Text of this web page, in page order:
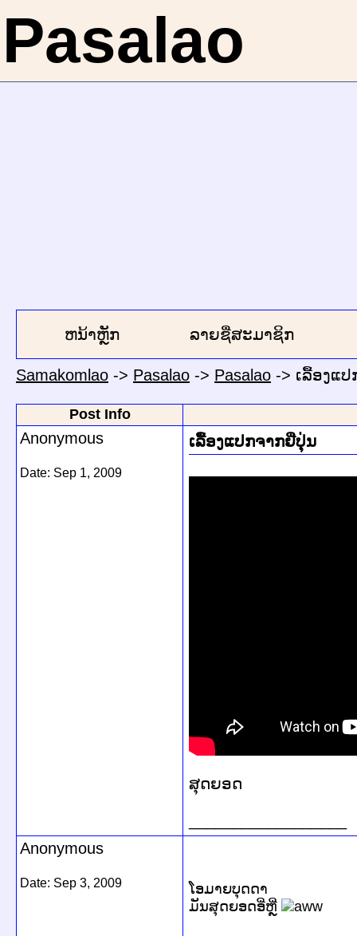
Pasalao
ຫນ້າຫຼັກ ລາຍຊື່ສະມາຊິກ
Samakomlao -> Pasalao -> Pasalao -> ເລື້ອງແ
Post Info
Anonymous
Date: Sep 1, 2009
ເລື້ອງແປກຈາກຢີ່ປຸ່ນ
ສຸດຍອດ
Anonymous
Date: Sep 3, 2009
ໂອມາຍບຸດດາ
ມັນສຸດຍອດອີ່ຫຼີ່